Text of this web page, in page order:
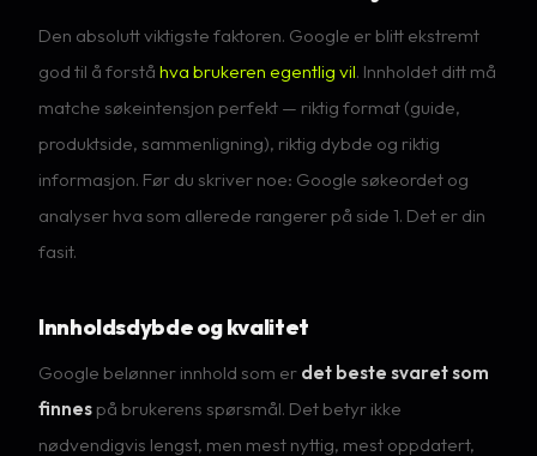
Den absolutt viktigste faktoren. Google er blitt ekstremt
god til å forstå hva brukeren egentlig vil. Innholdet ditt må
matche søkeintensjon perfekt — riktig format (guide,
produktside, sammenligning), riktig dybde og riktig
informasjon. Før du skriver noe: Google søkeordet og
analyser hva som allerede rangerer på side 1. Det er din
fasit.
Innholdsdybde og kvalitet
Google belønner innhold som er det beste svaret som
finnespå brukerens spørsmål. Det betyr ikke
nødvendigvis lengst, men mest nyttig, mest oppdatert,